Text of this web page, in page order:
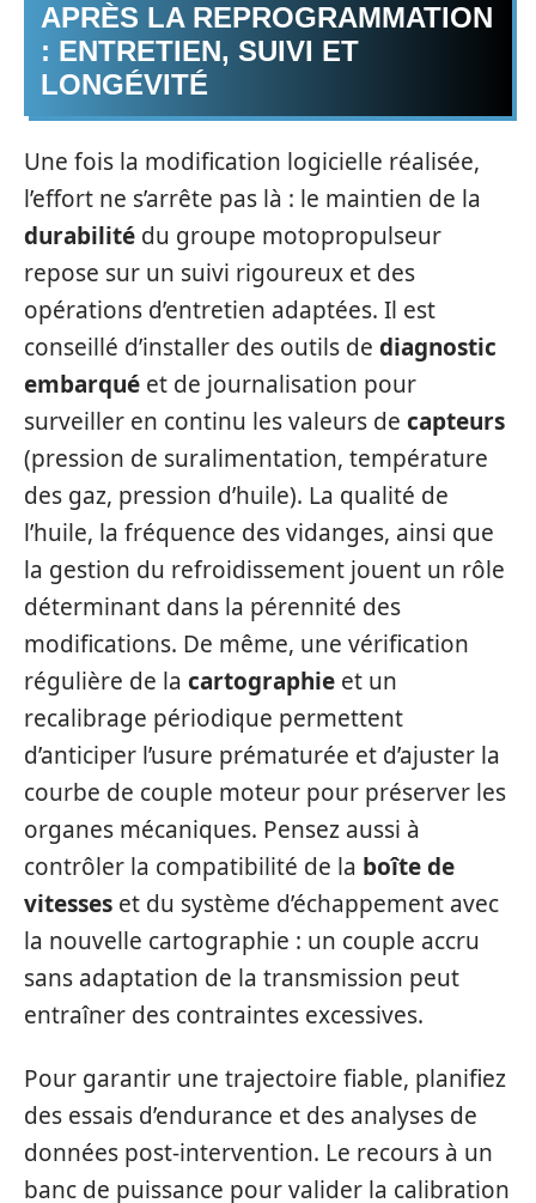
APRÈS LA REPROGRAMMATION
: ENTRETIEN, SUIVI ET
LONGÉVITÉ
Une fois la modification logicielle réalisée,
l’effort ne s’arrête pas là : le maintien de la
durabilité du groupe motopropulseur
repose sur un suivi rigoureux et des
opérations d’entretien adaptées. Il est
conseillé d’installer des outils de diagnostic
embarqué et de journalisation pour
surveiller en continu les valeurs de capteurs
(pression de suralimentation, température
des gaz, pression d’huile). La qualité de
l’huile, la fréquence des vidanges, ainsi que
la gestion du refroidissement jouent un rôle
déterminant dans la pérennité des
modifications. De même, une vérification
régulière de la cartographie et un
recalibrage périodique permettent
d’anticiper l’usure prématurée et d’ajuster la
courbe de couple moteur pour préserver les
organes mécaniques. Pensez aussi à
contrôler la compatibilité de la boîte de
vitesses et du système d’échappement avec
la nouvelle cartographie : un couple accru
sans adaptation de la transmission peut
entraîner des contraintes excessives.
Pour garantir une trajectoire fiable, planifiez
des essais d’endurance et des analyses de
données post-intervention. Le recours à un
banc de puissance pour valider la calibration